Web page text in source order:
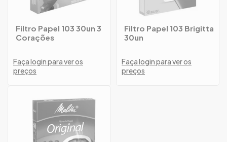
Filtro Papel 103 30un 3
Corações
Faça login para ver os
preços
Filtro Papel 103 Brigitta
30un
Faça login para ver os
preços